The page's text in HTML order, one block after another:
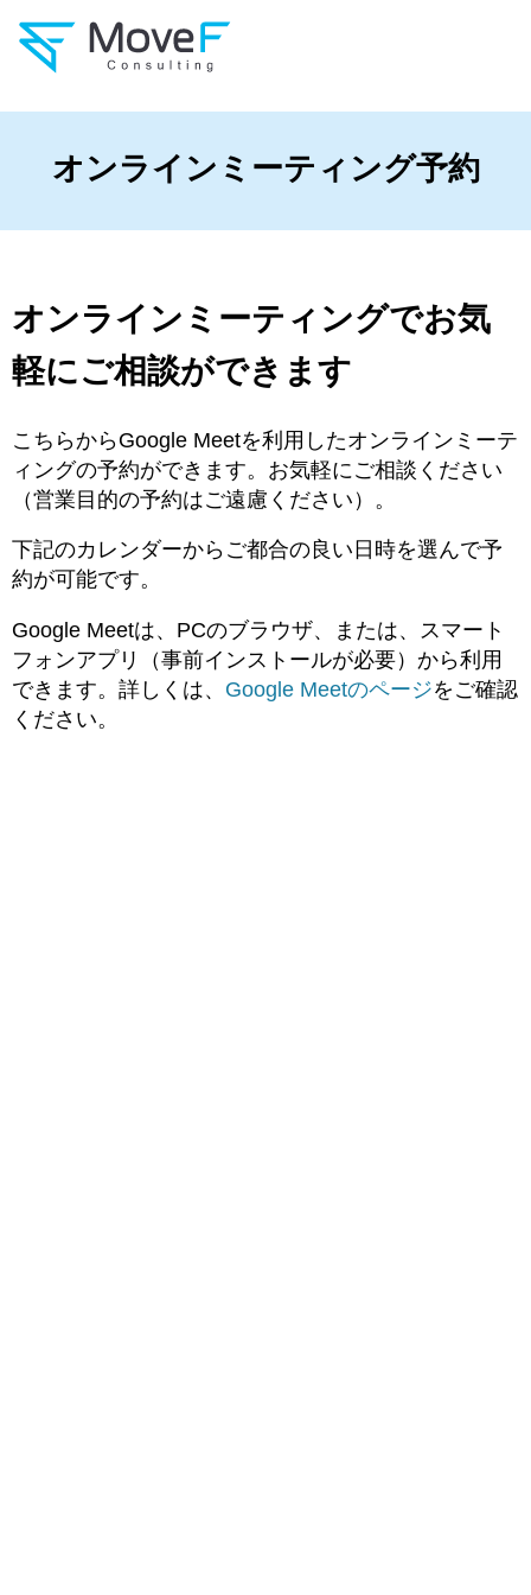
オンラインミーティング予約
オンラインミーティングでお気
軽にご相談ができます
こちらからGoogle Meetを利用したオンラインミーテ
ィングの予約ができます。お気軽にご相談ください
（営業目的の予約はご遠慮ください）。
下記のカレンダーからご都合の良い日時を選んで予
約が可能です。
Google Meetは、PCのブラウザ、または、スマート
フォンアプリ（事前インストールが必要）から利用
できます。詳しくは、 Google Meetのページをご確認
ください。